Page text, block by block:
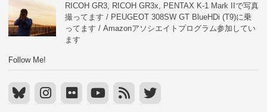
RICOH GR3, RICOH GR3x, PENTAX K-1 Mark IIで写真
撮ってます / PEUGEOT 308SW GT BlueHDi (T9)に乗
ってます / Amazonアソシエイトプログラム参加してい
ます
Follow Me!